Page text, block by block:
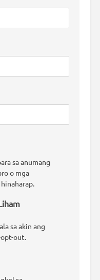
sa anumang
o mga
sa akin ang
opt-out.